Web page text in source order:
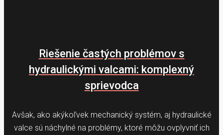
Riešenie častých problémov s
hydraulickými valcami: komplexný
sprievodca
Avšak, ako akýkoľvek mechanický systém, aj hydraulické
valce sú náchylné na problémy, ktoré môžu ovplyvniť ich